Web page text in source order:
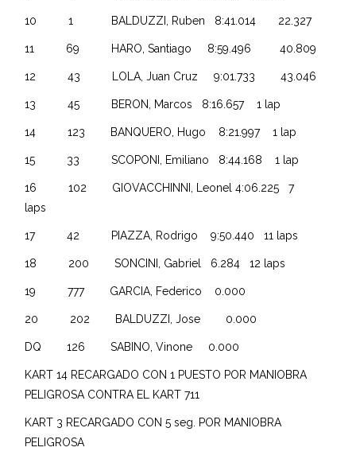
10 1 BALDUZZI, Ruben 8:41.014 22.327
11 69 HARO, Santiago 8:59.496 40.809
12 43 LOLA, Juan Cruz 9:01.733 43.046
13 45 BERON, Marcos 8:16.657 1 lap
14 123 BANQUERO, Hugo 8:21.997 1 lap
15 33 SCOPONI, Emiliano 8:44.168 1 lap
16 102 GIOVACCHINNI, Leonel 4:06.225 7
laps
17 42 PIAZZA, Rodrigo 9:50.440 11 laps
18 200 SONCINI, Gabriel 6.284 12 laps
19 777 GARCIA, Federico 0.000
20 202 BALDUZZI, Jose 0.000
DQ 126 SABINO, Vinone 0.000
KART 14 RECARGADO CON 1 PUESTO POR MANIOBRA
PELIGROSA CONTRA EL KART 711
KART 3 RECARGADO CON 5 seg. POR MANIOBRA
PELIGROSA